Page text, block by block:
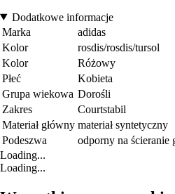
Dodatkowe informacje
Marka
adidas
Kolor
rosdis/rosdis/tursol
Kolor
Różowy
Płeć
Kobieta
Grupa wiekowa Dorośli
Zakres
Courtstabil
Materiał główny materiał syntetyczny
Podeszwa
odporny na ścieranie
Loading...
Loading...